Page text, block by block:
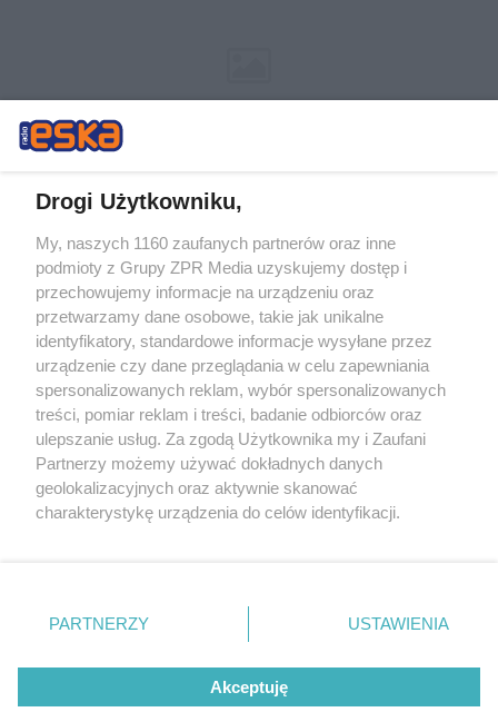
Żaden utwór zamieszczony w serwisie nie może być powielany i
rozpowszechniany lub dalej rozpowszechniany w jakikolwiek sposób (w
tym także elektroniczny lub mechaniczny) na jakimkolwiek polu
eksploatacji w jakiejkolwiek formie, włącznie z umieszczaniem w
Internecie bez pisemnej zgody właściciela praw. Jakiekolwiek użycie lub
wykorzystanie utworów w całości lub w części z naruszeniem prawa,
tzn. bez właściwej zgody, jest zabronione pod groźbą kary i może być
ścigane prawnie.
© 2026 Grupa ZPR Media
Drogi Użytkowniku,
My, naszych 1160 zaufanych partnerów oraz inne
podmioty z Grupy ZPR Media uzyskujemy dostęp i
przechowujemy informacje na urządzeniu oraz
przetwarzamy dane osobowe, takie jak unikalne
identyfikatory, standardowe informacje wysyłane przez
urządzenie czy dane przeglądania w celu zapewniania
spersonalizowanych reklam, wybór spersonalizowanych
treści, pomiar reklam i treści, badanie odbiorców oraz
ulepszanie usług. Za zgodą Użytkownika my i Zaufani
Partnerzy możemy używać dokładnych danych
geolokalizacyjnych oraz aktywnie skanować
charakterystykę urządzenia do celów identyfikacji.
zmienić/wycofać klikając przycisk ustawień prywatności
znajdujący się w lewym dolnym rogu strony
rodzaje przetwarzania danych nie wymagają zgody
użytkownika, ale masz prawo sprzeciwić się takiemu
PARTNERZY USTAWIENIA
Akceptuję